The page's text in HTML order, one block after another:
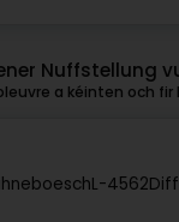
Nuffstellung
a kéinten och
L-4562